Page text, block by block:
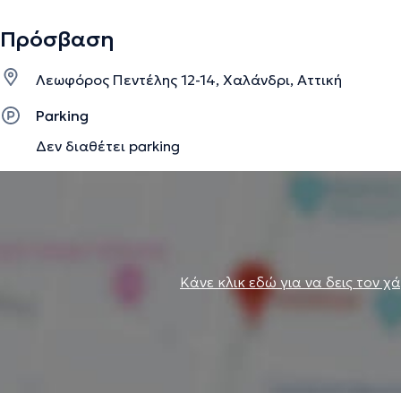
Πρόσβαση
Λεωφόρος Πεντέλης 12-14, Χαλάνδρι, Αττική
Parking
Δεν διαθέτει parking
Κάνε κλικ εδώ για να δεις τον